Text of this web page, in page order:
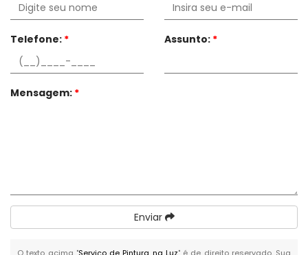
Telefone: * Assunto: *
Mensagem: *
Enviar